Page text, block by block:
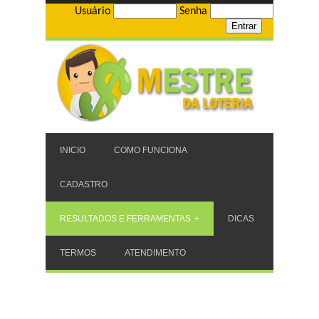
Usuário Senha
INICIO COMO FUNCIONA
CADASTRO
RESULTADOS E FERRAMENTAS DICAS
TERMOS ATENDIMENTO